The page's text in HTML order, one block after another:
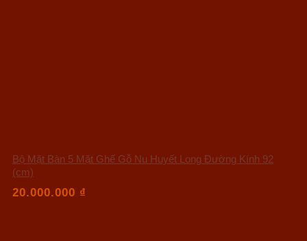
Bộ Mặt Bàn 5 Mặt Ghế Gỗ Nu Huyết Long Đường Kính 92
(cm)
20.000.000 ₫